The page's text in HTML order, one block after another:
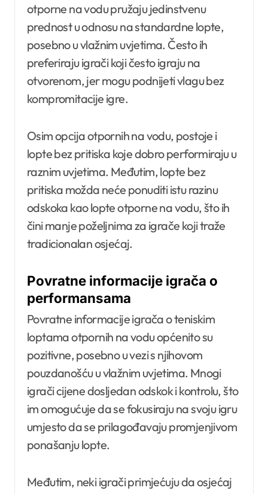
otporne na vodu pružaju jedinstvenu
prednost u odnosu na standardne lopte,
posebno u vlažnim uvjetima. Često ih
preferiraju igrači koji često igraju na
otvorenom, jer mogu podnijeti vlagu bez
kompromitacije igre.
Osim opcija otpornih na vodu, postoje i
lopte bez pritiska koje dobro performiraju u
raznim uvjetima. Međutim, lopte bez
pritiska možda neće ponuditi istu razinu
odskoka kao lopte otporne na vodu, što ih
čini manje poželjnima za igrače koji traže
tradicionalan osjećaj.
Povratne informacije igrača o
performansama
Povratne informacije igrača o teniskim
loptama otpornih na vodu općenito su
pozitivne, posebno u vezi s njihovom
pouzdanošću u vlažnim uvjetima. Mnogi
igrači cijene dosljedan odskok i kontrolu, što
im omogućuje da se fokusiraju na svoju igru
umjesto da se prilagođavaju promjenjivom
ponašanju lopte.
Međutim, neki igrači primjećuju da osjećaj